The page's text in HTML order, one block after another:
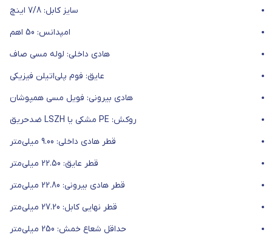
سایز کابل: 7/8 اینچ
امپدانس: 50 اهم
هادی داخلی: لوله مسی صاف
عایق: فوم پلی‌اتیلن فیزیکی
هادی بیرونی: فویل مسی همپوشان
روکش: PE مشکی یا LSZH ضدحریق
قطر هادی داخلی: 9.00 میلی‌متر
قطر عایق: 22.50 میلی‌متر
قطر هادی بیرونی: 22.80 میلی‌متر
قطر نهایی کابل: 27.20 میلی‌متر
حداقل شعاع خمش: 250 میلی‌متر